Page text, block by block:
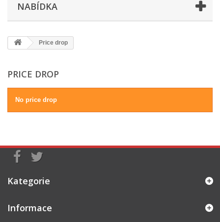
NABÍDKA
Price drop
PRICE DROP
No price drop
Kategorie
Informace